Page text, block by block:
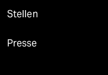
Stellen
Presse